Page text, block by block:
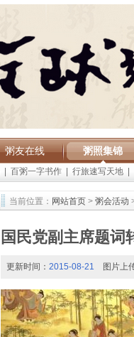
粥友在线 粥照集锦
百粥一字书作 行旅速写天地
当前位置： 网站首页 > 粥会活动
国民党副主席题词
更新时间： 2015-08-21 图片上